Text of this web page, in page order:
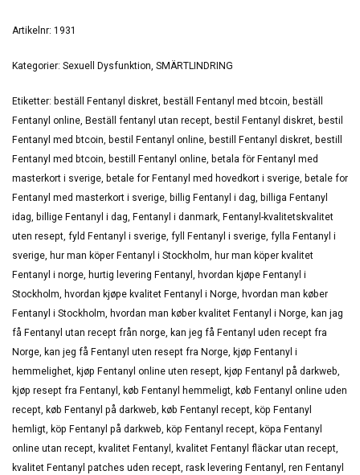
Artikelnr: 1931
Kategorier: Sexuell Dysfunktion, SMÄRTLINDRING
Etiketter: beställ Fentanyl diskret, beställ Fentanyl med btcoin, beställ
Fentanyl online, Beställ fentanyl utan recept, bestil Fentanyl diskret, bestil
Fentanyl med btcoin, bestil Fentanyl online, bestill Fentanyl diskret, bestill
Fentanyl med btcoin, bestill Fentanyl online, betala för Fentanyl med
masterkort i sverige, betale for Fentanyl med hovedkort i sverige, betale for
Fentanyl med masterkort i sverige, billig Fentanyl i dag, billiga Fentanyl
idag, billige Fentanyl i dag, Fentanyl i danmark, Fentanyl-kvalitetskvalitet
uten resept, fyld Fentanyl i sverige, fyll Fentanyl i sverige, fylla Fentanyl i
sverige, hur man köper Fentanyl i Stockholm, hur man köper kvalitet
Fentanyl i norge, hurtig levering Fentanyl , hvordan kjøpe Fentanyl i
Stockholm, hvordan kjøpe kvalitet Fentanyl i Norge, hvordan man køber
Fentanyl i Stockholm, hvordan man køber kvalitet Fentanyl i Norge, kan jag
få Fentanyl utan recept från norge, kan jeg få Fentanyl uden recept fra
Norge, kan jeg få Fentanyl uten resept fra Norge, kjøp Fentanyl i
hemmelighet, kjøp Fentanyl online uten resept, kjøp Fentanyl på darkweb,
kjøp resept fra Fentanyl , køb Fentanyl hemmeligt, køb Fentanyl online uden
recept, køb Fentanyl på darkweb, køb Fentanyl recept, köp Fentanyl
hemligt, köp Fentanyl på darkweb, köp Fentanyl recept, köpa Fentanyl
online utan recept, kvalitet Fentanyl , kvalitet Fentanyl fläckar utan recept,
kvalitet Fentanyl patches uden recept, rask levering Fentanyl , ren Fentanyl